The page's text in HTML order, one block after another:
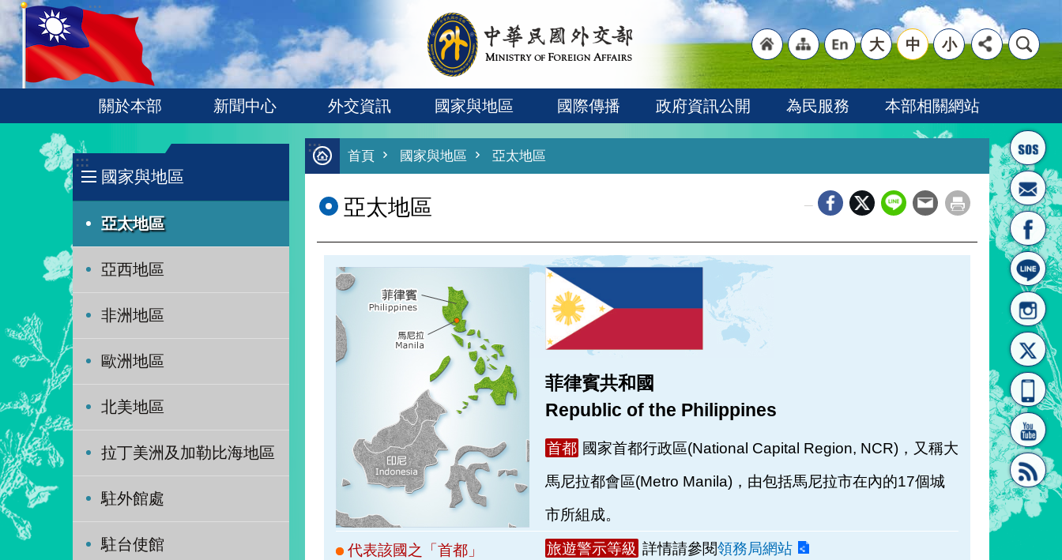
跳到主要內容區塊
:::
首頁
"網
站導
"英
文語
大 中 小
關於本部 新聞中心 外交資訊 國家與地區 國際傳播 政府資訊公開 為民服務 本部相關網站
:::
國家與地區
亞太地區
亞西地區
非洲地區
歐洲地區
北美地區
拉丁美洲及加勒比海地區
駐外館處
駐台使館
:::
首頁 國家與地區 亞太地區
亞太地區
代表該國之「首都」
菲律賓共和國
Republic of the Philippines
首都 國家首都行政區(National Capital Region, NCR)，又稱大
馬尼拉都會區(Metro Manila)，由包括馬尼拉市在內的17個城
市所組成。
旅遊警示等級 詳情請參閱領務局網站